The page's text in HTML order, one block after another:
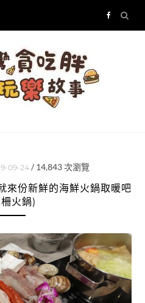
09-24 / 14,843次瀏覽
來份新鮮的海鮮火鍋取暖吧
火鍋)